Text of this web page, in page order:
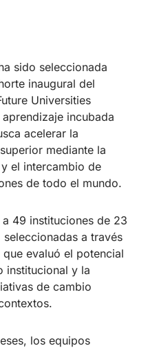
sido seleccionada
inaugural del
Universities
incubada
acelerar la
mediante la
el intercambio de
de todo el mundo.
49 instituciones de 23
a través
evaluó el potencial
institucional y la
de cambio
los equipos